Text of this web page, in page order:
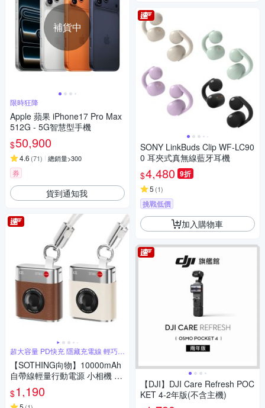
補貨中
限時狂降
Apple 蘋果 iPhone17 Pro Max
512G - 5G智慧型手機
$50,900
4.6 (71) 總銷量>300
券
貨到通知我
超大容量 PD快充 隱藏充電線 輕巧迷
你
【SOTHING向物】10000mAh
自帶線輕量行動電源 小相機 mi
ni(可上飛機 PD快充 雙口輸出)
$1,190
SONY LinkBuds Clip WF-LC90
0 耳夾式真無線藍牙耳機
$4,480 9折
5 (1)
挑戰低價
加入購物車
【DJI】DJI Care Refresh POC
KET 4-2年版(不含主機)